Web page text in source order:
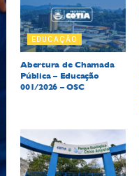
EDUCAÇÃO
Abertura de Chamada
Pública – Educação
001/2026 – OSC